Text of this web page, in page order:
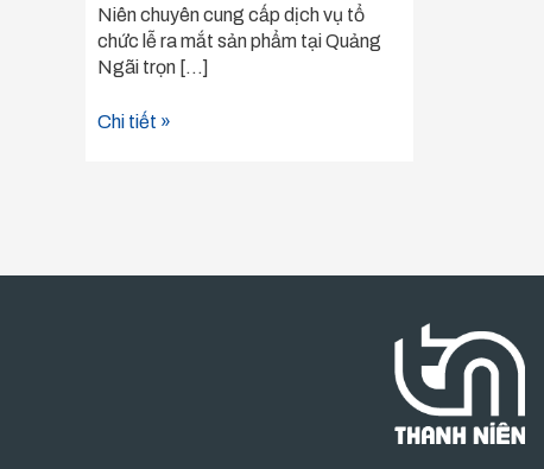
Niên chuyên cung cấp dịch vụ tổ
chức lễ ra mắt sản phẩm tại Quảng
Ngãi trọn […]
Chi tiết »